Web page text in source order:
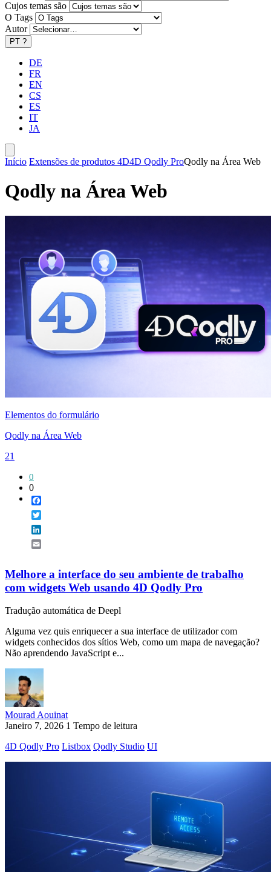
Cujos temas são
O Tags
Autor
PT ?
DE
FR
EN
CS
ES
IT
JA
Início Extensões de produtos 4D4D Qodly ProQodly na Área Web
Qodly na Área Web
Elementos do formulário
Qodly na Área Web
21
0
0
Melhore a interface do seu ambiente de trabalho
com widgets Web usando 4D Qodly Pro
Tradução automática de Deepl
Alguma vez quis enriquecer a sua interface de utilizador com
widgets conhecidos dos sítios Web, como um mapa de navegação?
Não aprendendo JavaScript e...
Mourad Aouinat
Janeiro 7, 2026 1 Tempo de leitura
4D Qodly Pro Listbox Qodly Studio UI